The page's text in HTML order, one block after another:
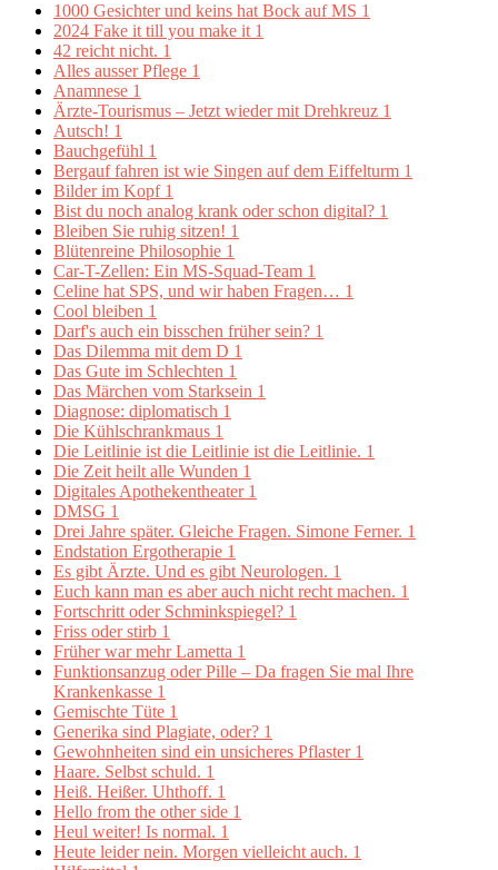
1000 Gesichter und keins hat Bock auf MS 1
2024 Fake it till you make it 1
42 reicht nicht. 1
Alles ausser Pflege 1
Anamnese 1
Ärzte-Tourismus – Jetzt wieder mit Drehkreuz 1
Autsch! 1
Bauchgefühl 1
Bergauf fahren ist wie Singen auf dem Eiffelturm 1
Bilder im Kopf 1
Bist du noch analog krank oder schon digital? 1
Bleiben Sie ruhig sitzen! 1
Blütenreine Philosophie 1
Car-T-Zellen: Ein MS-Squad-Team 1
Celine hat SPS, und wir haben Fragen… 1
Cool bleiben 1
Darf's auch ein bisschen früher sein? 1
Das Dilemma mit dem D 1
Das Gute im Schlechten 1
Das Märchen vom Starksein 1
Diagnose: diplomatisch 1
Die Kühlschrankmaus 1
Die Leitlinie ist die Leitlinie ist die Leitlinie. 1
Die Zeit heilt alle Wunden 1
Digitales Apothekentheater 1
DMSG 1
Drei Jahre später. Gleiche Fragen. Simone Ferner. 1
Endstation Ergotherapie 1
Es gibt Ärzte. Und es gibt Neurologen. 1
Euch kann man es aber auch nicht recht machen. 1
Fortschritt oder Schminkspiegel? 1
Friss oder stirb 1
Früher war mehr Lametta 1
Funktionsanzug oder Pille – Da fragen Sie mal Ihre
Krankenkasse 1
Gemischte Tüte 1
Generika sind Plagiate, oder? 1
Gewohnheiten sind ein unsicheres Pflaster 1
Haare. Selbst schuld. 1
Heiß. Heißer. Uhthoff. 1
Hello from the other side 1
Heul weiter! Is normal. 1
Heute leider nein. Morgen vielleicht auch. 1